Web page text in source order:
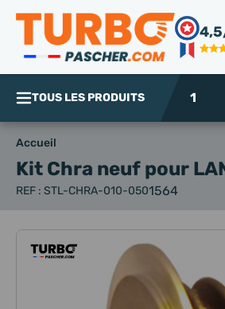
TOUS LES PRODUITS 1
Accueil
Kit Chra neuf pour
REF : STL-CHRA-010-0501564
Panneau de gestion des cookies